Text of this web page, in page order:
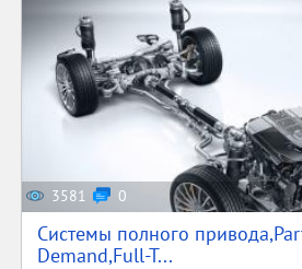
3581 0
Системы полного
Demand,Full-T...